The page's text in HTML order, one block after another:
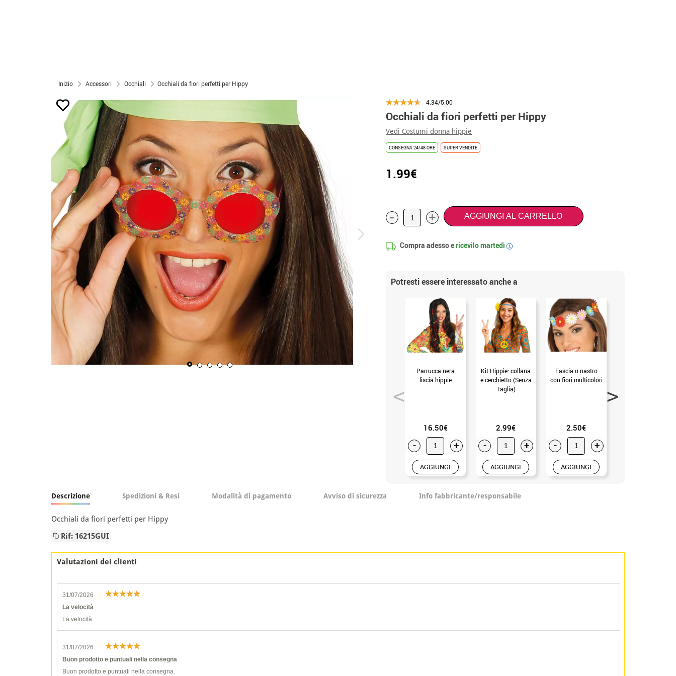
Inizio Accessori Occhiali Occhiali da fiori perfetti per Hippy
4.34/5.00
Occhiali da fiori perfetti per Hippy
Vedi Costumi donna hippie
CONSEGNA 24/48 ORE SUPER VENDITE
1.99€
- + AGGIUNGI AL CARRELLO
Compra adesso ericevilomartedì i
Potresti essere interessato anche a
Parrucca nera
liscia hippie
16.50€
- +
AGGIUNGI
Kit Hippie: collana
e cerchietto (Senza
Taglia)
2.99€
- +
AGGIUNGI
Fascia o nastro
con fiori multicolori
2.50€
- +
AGGIUNGI
Descrizione Spedizioni & Resi Modalità di pagamento Avviso di sicurezza Info fabbricante/responsabile
Occhiali da fiori perfetti per Hippy
Rif: 16215GUI
Valutazioni dei clienti
31/07/2026
La velocità
La velocità
31/07/2026
Buon prodotto e puntuali nella consegna
Buon prodotto e puntuali nella consegna.